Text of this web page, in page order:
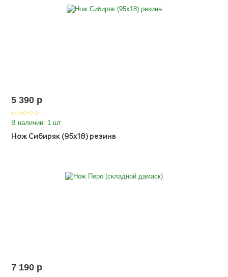
5 390 p
В наличии: 1 шт
Нож Сибиряк (95х18) резина
7 190 p